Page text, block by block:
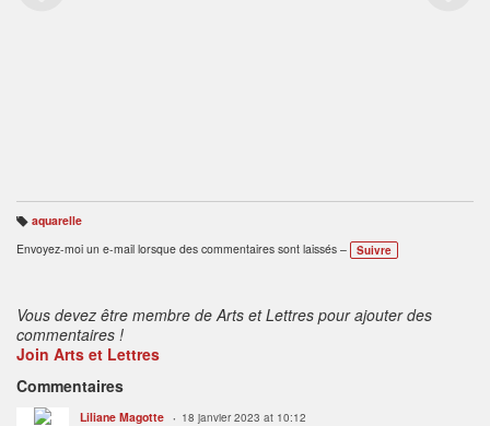
B
ali
s
aquarelle
Envoyez-moi un e-mail lorsque des commentaires sont laissés –
Suivre
Vous devez être membre de Arts et Lettres pour ajouter des
commentaires !
Join Arts et Lettres
Commentaires
Liliane Magotte 18 janvier 2023 at 10:12